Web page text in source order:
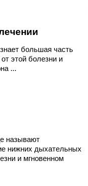
большая часть
этой болезни и
...
называют
нижних дыхательных
и мгновенном